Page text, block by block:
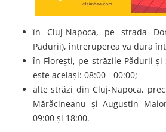
în Cluj-Napoca, pe strada
Pădurii), întreruperea va dura
în Florești, pe străzile Pădurii și
este același: 08:00 - 00:00;
alte străzi din Cluj-Napoca,
Mărăcineanu și Augustin
09:00 și 18:00.